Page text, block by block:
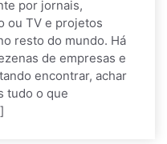
por jornais,
ou TV e projetos
resto do mundo. Há
de empresas e
encontrar, achar
tudo o que